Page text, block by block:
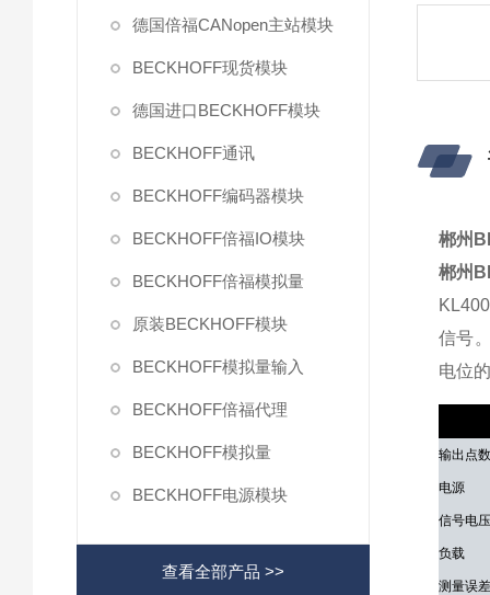
德国倍福CANopen主站模块
BECKHOFF现货模块
德国进口BECKHOFF模块
BECKHOFF通讯
BECKHOFF编码器模块
BECKHOFF倍福IO模块
BECKHOFF倍福模拟量
原装BECKHOFF模块
BECKHOFF模拟量输入
BECKHOFF倍福代理
BECKHOFF模拟量
BECKHOFF电源模块
查看全部产品 >>
郴州
郴州
信号
电位
输出点
电源
信号电
负载
测量误